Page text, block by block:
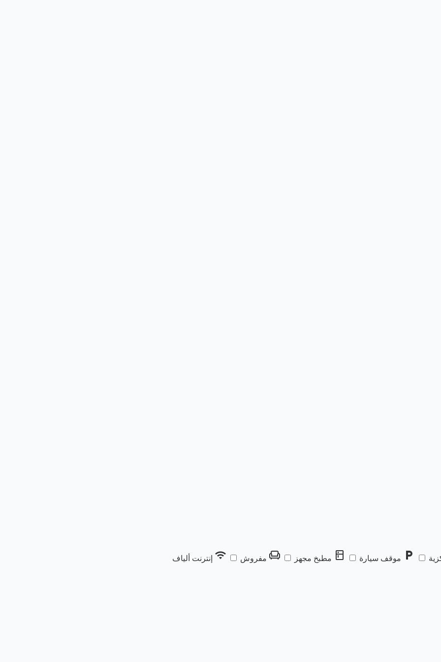
local_parking موقف سيارة kitchen مطبخ مجهز chair مفروش wifi إنترنت ألياف